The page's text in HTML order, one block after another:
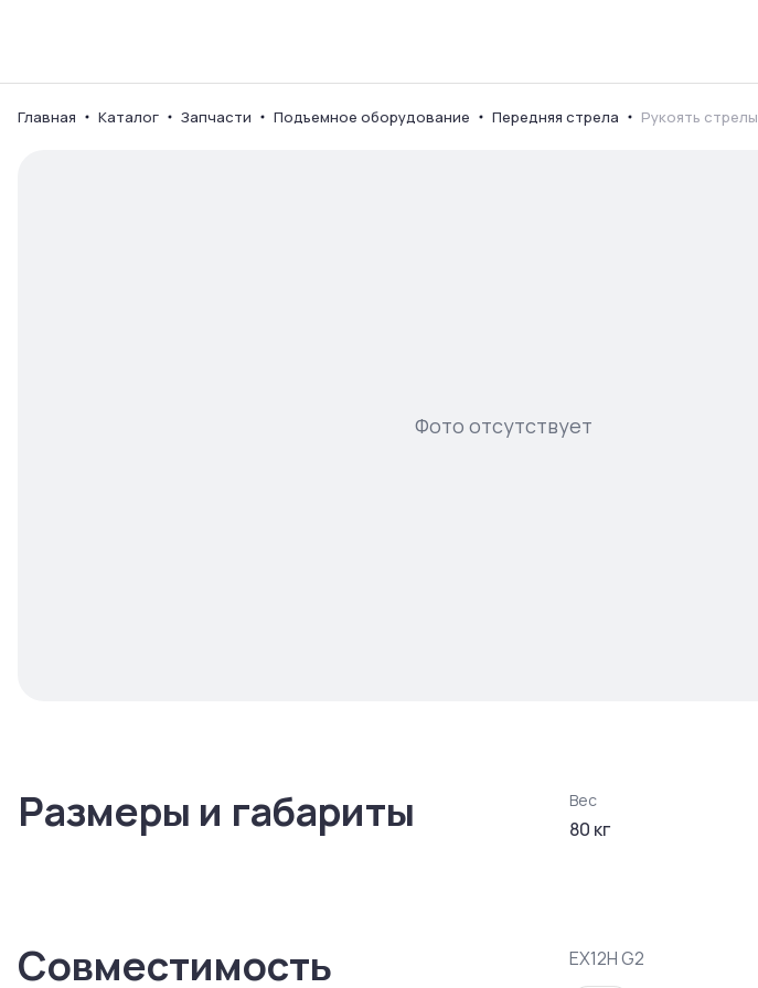
Главная
Каталог Запчасти Подъемное оборудование Передняя стрела Рукоять стрелы
Фото отсутствует
Размеры и габариты Вес
80 кг
Совместимость EX12H G2